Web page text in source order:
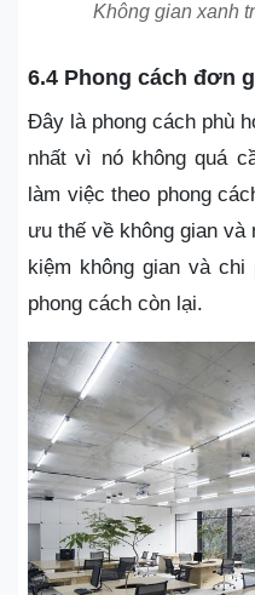
Không gian xanh
6.4 Phong cách đơn
Đây là phong cách phù
nhất vì nó không quá
làm việc theo phong
ưu thế về không gian
kiệm không gian và
phong cách còn lại.